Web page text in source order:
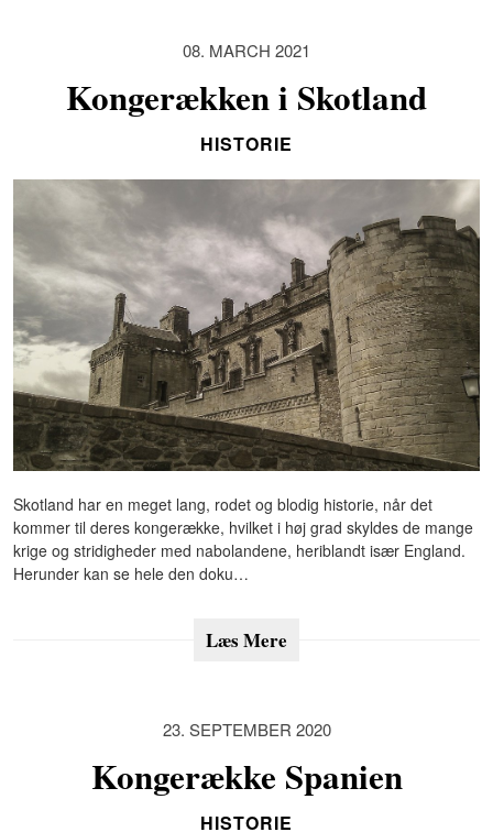
08. MARCH 2021
Kongerækken i Skotland
HISTORIE
Skotland har en meget lang, rodet og blodig historie, når det
kommer til deres kongerække, hvilket i høj grad skyldes de mange
krige og stridigheder med nabolandene, heriblandt især England.
Herunder kan se hele den doku…
Læs Mere
23. SEPTEMBER 2020
Kongerække Spanien
HISTORIE